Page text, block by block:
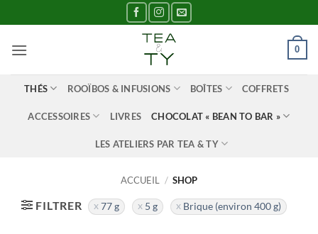
au
contenu
0
THÉS ROOÏBOS & INFUSIONS BOÎTES COFFRETS
ACCESSOIRES LIVRES CHOCOLAT « BEAN TO BAR »
LES ATELIERS PAR TEA & TY
ACCUEIL / SHOP
FILTRER 77 g 5 g Brique (environ 400 g)